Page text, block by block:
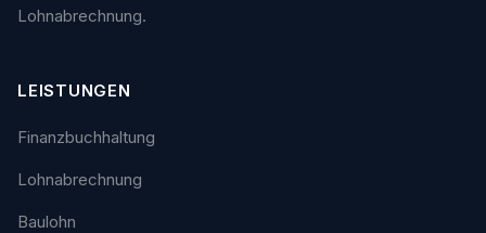
Lohnabrechnung.
LEISTUNGEN
Finanzbuchhaltung
Lohnabrechnung
Baulohn